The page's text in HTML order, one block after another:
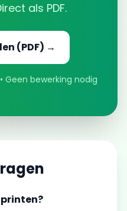
als PDF.
(PDF) →
Geen bewerking nodig
printen?